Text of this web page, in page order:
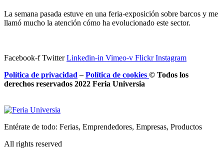
La semana pasada estuve en una feria-exposición sobre barcos y me
llamó mucho la atención cómo ha evolucionado este sector.
Facebook-f Twitter Linkedin-in Vimeo-v Flickr Instagram
Política de privacidad –Política de cookies © Todos los
derechos reservados 2022 Feria Universia
Entérate de todo: Ferias, Emprendedores, Empresas, Productos
All rights reserved